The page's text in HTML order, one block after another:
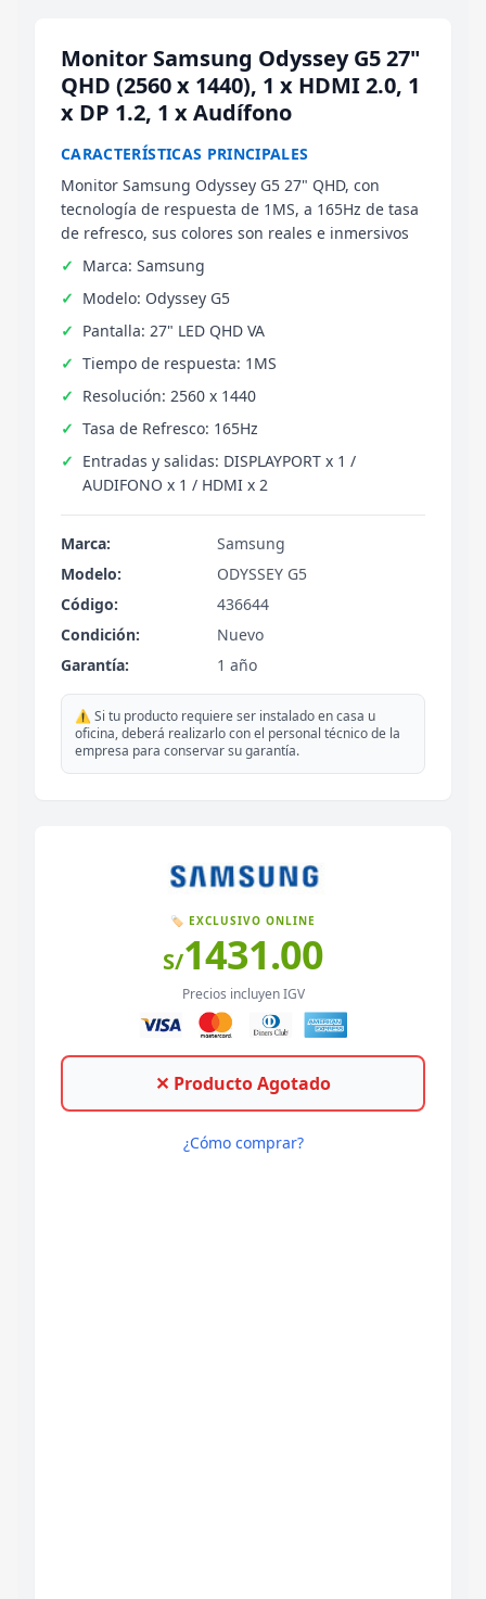
Monitor Samsung Odyssey G5 27"
QHD (2560 x 1440), 1 x HDMI 2.0, 1
x DP 1.2, 1 x Audífono
CARACTERÍSTICAS PRINCIPALES
Monitor Samsung Odyssey G5 27" QHD, con
tecnología de respuesta de 1MS, a 165Hz de tasa
de refresco, sus colores son reales e inmersivos
Marca: Samsung
Modelo: Odyssey G5
Pantalla: 27" LED QHD VA
Tiempo de respuesta: 1MS
Resolución: 2560 x 1440
Tasa de Refresco: 165Hz
Entradas y salidas: DISPLAYPORT x 1 /
AUDIFONO x 1 / HDMI x 2
Marca:
Samsung
Modelo:
ODYSSEY G5
Código:
436644
Condición:
Nuevo
Garantía:
1 año
⚠️ Si tu producto requiere ser instalado en casa u
oficina, deberá realizarlo con el personal técnico de la
empresa para conservar su garantía.
🏷️ EXCLUSIVO ONLINE
S/1431.00
Precios incluyen IGV
✕ Producto Agotado
¿Cómo comprar?